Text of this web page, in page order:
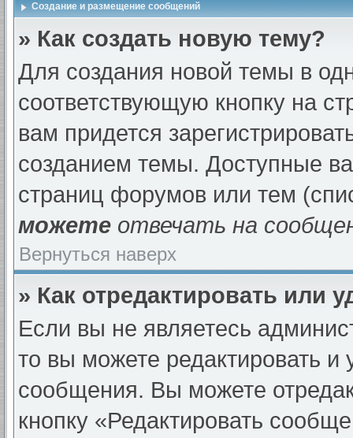
Создание и размещение сообщений
» Как создать новую тему?
Для создания новой темы в
соответствующую кнопку на
вам придется
созданием темы. Доступные
страниц форумов или тем
можете отвечать на
Вернуться наверх
» Как отредактировать или
Если вы не являетесь
то вы можете редактировать и
сообщения. Вы можете
кнопку «Редактировать